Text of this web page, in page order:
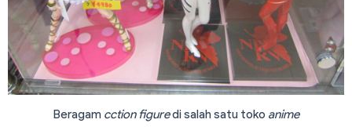
Beragam cction figuredi salah satu toko anime